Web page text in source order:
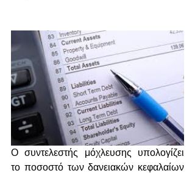
Ο συντελεστής μόχλευσης υπολογίζει
το ποσοστό των δανειακών κεφαλαίων